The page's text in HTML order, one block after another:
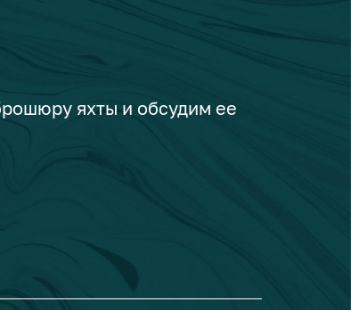
яхты и обсудим ее